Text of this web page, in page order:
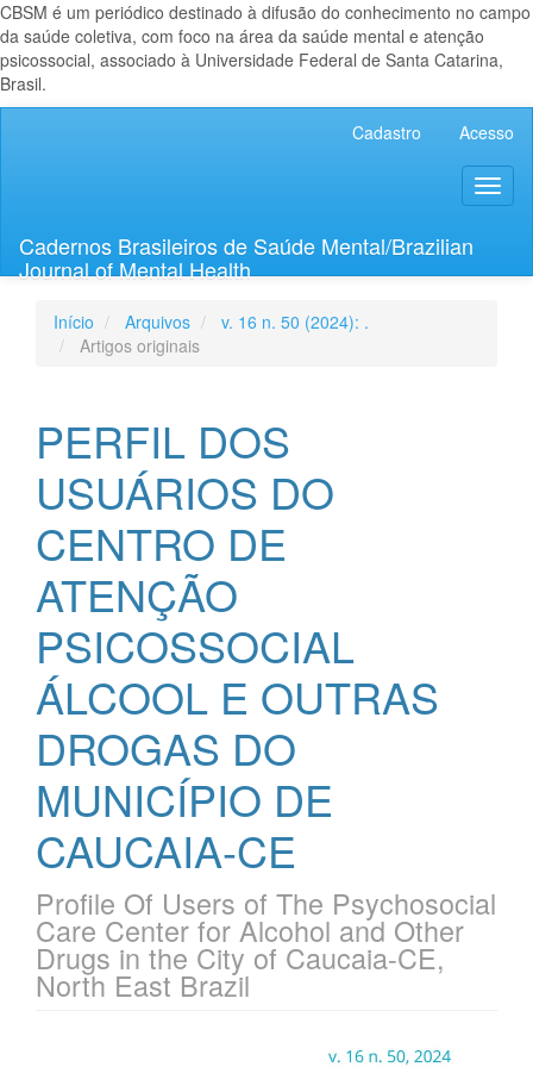
CBSM é um periódico destinado à difusão do conhecimento no campo
da saúde coletiva, com foco na área da saúde mental e atenção
psicossocial, associado à Universidade Federal de Santa Catarina,
Brasil.
Lateral
Cadastro Acesso
Cadernos Brasileiros de Saúde Mental/Brazilian
Journal of Mental Health
Início Arquivos
v. 16 n. 50 (2024): .
Artigos originais
PERFIL DOS
USUÁRIOS DO
CENTRO DE
ATENÇÃO
PSICOSSOCIAL
ÁLCOOL E OUTRAS
DROGAS DO
MUNICÍPIO DE
CAUCAIA-CE
Profile Of Users of The Psychosocial
Care Center for Alcohol and Other
Drugs in the City of Caucaia-CE,
North East Brazil